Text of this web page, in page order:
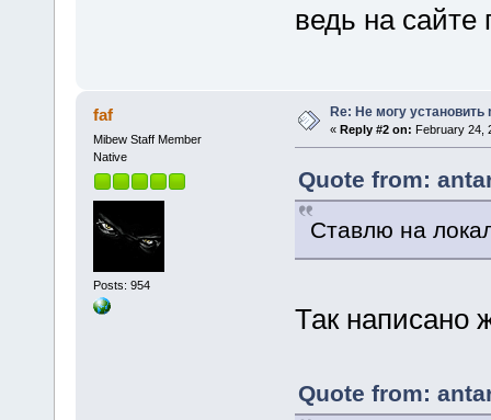
ведь на сайте
faf
Mibew Staff Member
Native
Posts: 954
Re: Не могу установить
« Reply #2 on: February 24,
Quote from:
Ставлю на
Так написано
Quote from: